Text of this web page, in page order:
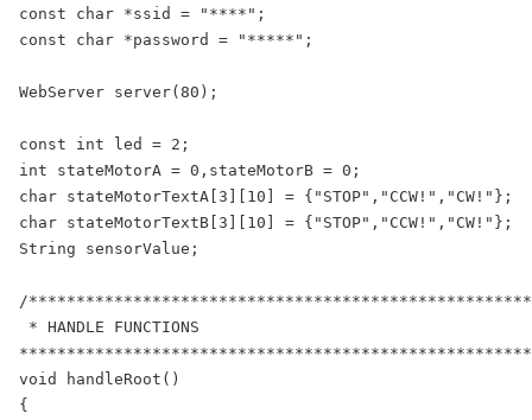
const char *ssid = "****";
const char *password = "*****";
WebServer server(80);
const int led = 2;
int stateMotorA = 0,stateMotorB = 0;
char stateMotorTextA[3][10] = {"STOP","CCW!","CW!"};
char stateMotorTextB[3][10] = {"STOP","CCW!","CW!"};
String sensorValue;
/
* HANDLE FUNCTIONS
void handleRoot()
{